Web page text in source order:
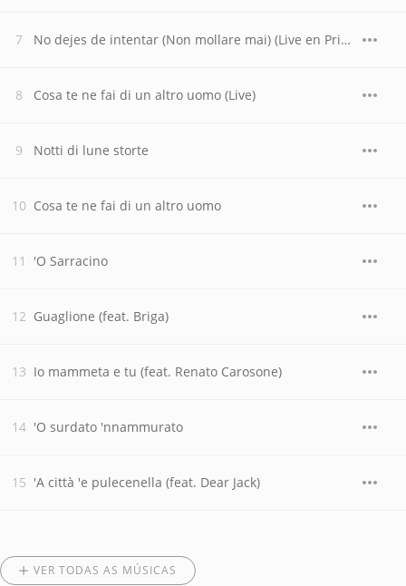
No dejes de intentar (Non mollare mai) (Live en Primera Fila)
Cosa te ne fai di un altro uomo (Live)
Notti di lune storte
Cosa te ne fai di un altro uomo
'O Sarracino
Guaglione (feat. Briga)
Io mammeta e tu (feat. Renato Carosone)
'O surdato 'nnammurato
'A città 'e pulecenella (feat. Dear Jack)
VER TODAS AS MÚSICAS